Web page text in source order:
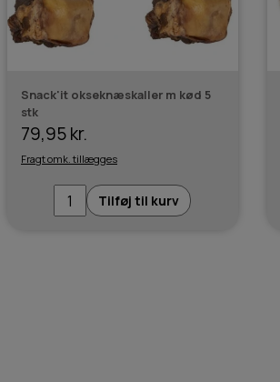
Snack'it okseknæskaller m kød 5
stk
79,95 kr.
Fragt omk. tillægges
Tilføj til kurv